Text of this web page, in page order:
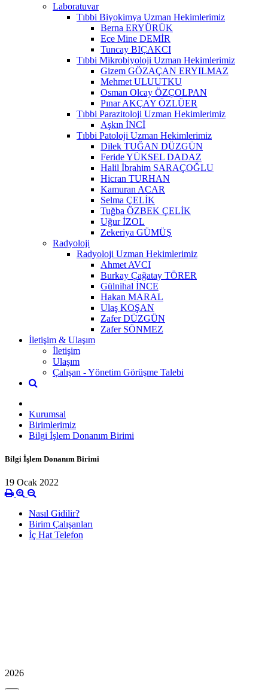
Laboratuvar
Tıbbi Biyokimya Uzman Hekimlerimiz
Berna ERYÜRÜK
Ece Mine DEMİR
Tuncay BIÇAKCI
Tıbbi Mikrobiyoloji Uzman Hekimlerimiz
Gizem GÖZAÇAN ERYILMAZ
Mehmet ULUUTKU
Osman Olcay ÖZÇOLPAN
Pınar AKÇAY ÖZLÜER
Tıbbi Parazitoloji Uzman Hekimlerimiz
Aşkın İNCİ
Tıbbi Patoloji Uzman Hekimlerimiz
Dilek TUĞAN DÜZGÜN
Feride YÜKSEL DADAZ
Halil İbrahim SARAÇOĞLU
Hicran TURHAN
Kamuran ACAR
Selma ÇELİK
Tuğba ÖZBEK ÇELİK
Uğur İZOL
Zekeriya GÜMÜŞ
Radyoloji
Radyoloji Uzman Hekimlerimiz
Ahmet AVCI
Burkay Çağatay TÖRER
Gülnihal İNCE
Hakan MARAL
Ulaş KOŞAN
Zafer DÜZGÜN
Zafer SÖNMEZ
İletişim & Ulaşım
İletişim
Ulaşım
Çalışan - Yönetim Görüşme Talebi
Kurumsal
Birimlerimiz
Bilgi İşlem Donanım Birimi
Bilgi İşlem Donanım Birimi
19 Ocak 2022
Nasıl Gidilir?
Birim Çalışanları
İç Hat Telefon
2026